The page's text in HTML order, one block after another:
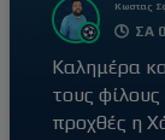
Κωστας
ΣΑ
Καλημέρα
τους
προχθές η